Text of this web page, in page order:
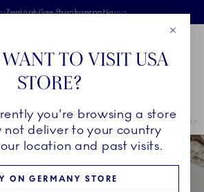
Sprunglinks
Lieferung für Bestellungen über 125 €
Geschenkverpackung
Zweijährige Bruchgarantie
Kollektionsgeschichten Blaue Sammelartikel
TO VISIT USA
STORE?
you're browsing a store
not deliver to your country
location and past visits.
ON GERMANY STORE